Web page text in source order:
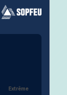
Extrême